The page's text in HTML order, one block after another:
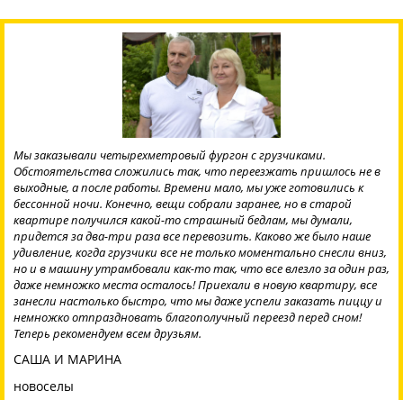
Мы заказывали четырехметровый фургон с грузчиками.
Обстоятельства сложились так, что переезжать пришлось не в
выходные, а после работы. Времени мало, мы уже готовились к
бессонной ночи. Конечно, вещи собрали заранее, но в старой
квартире получился какой-то страшный бедлам, мы думали,
придется за два-три раза все перевозить. Каково же было наше
удивление, когда грузчики все не только моментально снесли вниз,
но и в машину утрамбовали как-то так, что все влезло за один раз,
даже немножко места осталось! Приехали в новую квартиру, все
занесли настолько быстро, что мы даже успели заказать пиццу и
немножко отпраздновать благополучный переезд перед сном!
Теперь рекомендуем всем друзьям.
САША И МАРИНА
новоселы